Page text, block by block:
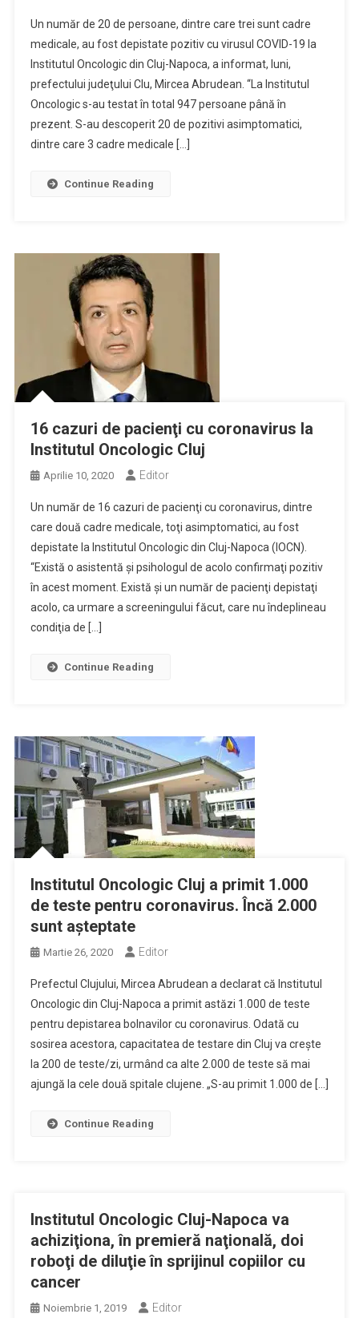
Un număr de 20 de persoane, dintre care trei sunt cadre
medicale, au fost depistate pozitiv cu virusul COVID-19 la
Institutul Oncologic din Cluj-Napoca, a informat, luni,
prefectului judeţului Clu, Mircea Abrudean. “La Institutul
Oncologic s-au testat în total 947 persoane până în
prezent. S-au descoperit 20 de pozitivi asimptomatici,
dintre care 3 cadre medicale […]
Continue Reading
16 cazuri de pacienţi cu coronavirus la
Institutul Oncologic Cluj
Aprilie 10, 2020 Editor
Un număr de 16 cazuri de pacienţi cu coronavirus, dintre
care două cadre medicale, toţi asimptomatici, au fost
depistate la Institutul Oncologic din Cluj-Napoca (IOCN).
“Există o asistentă şi psihologul de acolo confirmaţi pozitiv
în acest moment. Există şi un număr de pacienţi depistaţi
acolo, ca urmare a screeningului făcut, care nu îndeplineau
condiţia de […]
Continue Reading
Institutul Oncologic Cluj a primit 1.000
de teste pentru coronavirus. Încă 2.000
sunt așteptate
Martie 26, 2020 Editor
Prefectul Clujului, Mircea Abrudean a declarat că Institutul
Oncologic din Cluj-Napoca a primit astăzi 1.000 de teste
pentru depistarea bolnavilor cu coronavirus. Odată cu
sosirea acestora, capacitatea de testare din Cluj va crește
la 200 de teste/zi, urmând ca alte 2.000 de teste să mai
ajungă la cele două spitale clujene. „S-au primit 1.000 de […]
Continue Reading
Institutul Oncologic Cluj-Napoca va
achiziţiona, în premieră naţională, doi
roboţi de diluţie în sprijinul copiilor cu
cancer
Noiembrie 1, 2019 Editor